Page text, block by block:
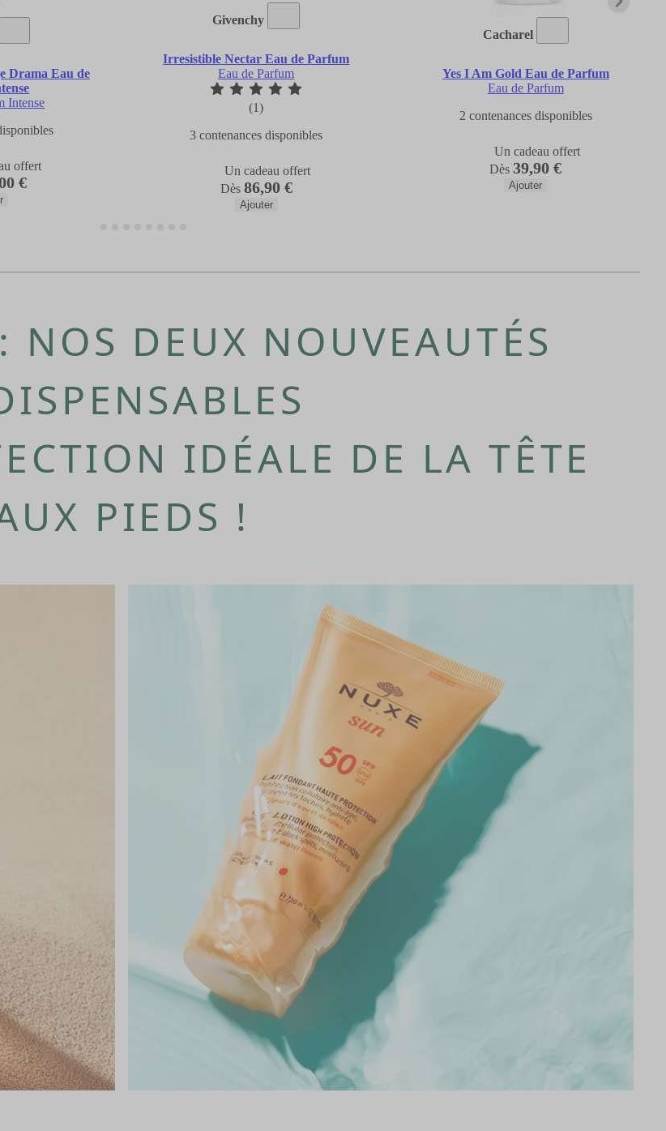
Drama Eau de
Intense
offert
€
Givenchy
Irresistible Nectar Eau de Parfum
Eau de Parfum
(1)
3 contenances disponibles
Un cadeau offert
Dès 86,90 €
Ajouter
Cacharel
Yes I Am Gold Eau de Parfum
Eau de Parfum
2 contenances disponibles
Un cadeau offert
Dès 39,90 €
Ajouter
NOS DEUX NOUVEAUTÉS
IDÉALE DE LA TÊTE
PIEDS !